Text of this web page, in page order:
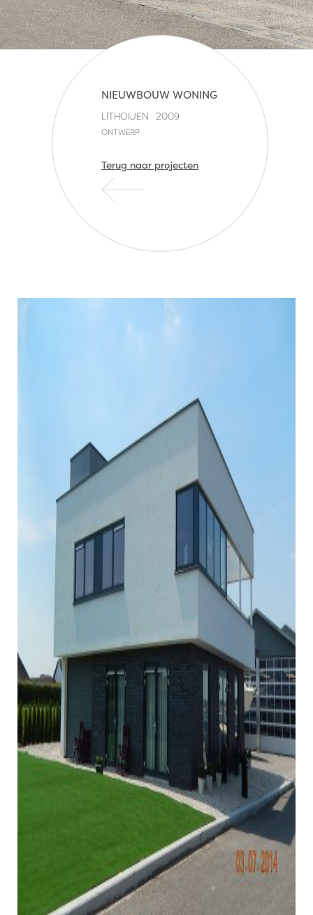
NIEUWBOUW WONING
LITHOIJEN 2009
ONTWERP
Terug naar projecten